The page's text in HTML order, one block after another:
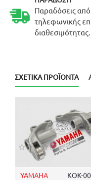
Παραδόσεις
τηλεφωνικής
διαθεσιμότητας.
ΣΧΕΤΙΚΆ ΠΡΟΪΌΝΤΑ
YAMAHA ΚΟΚ-